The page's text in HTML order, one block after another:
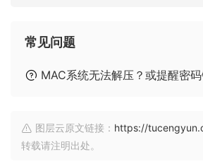
常见问题
MAC系统无法解压？或提醒密
图层云原文链接： https://
转载请注明出处。